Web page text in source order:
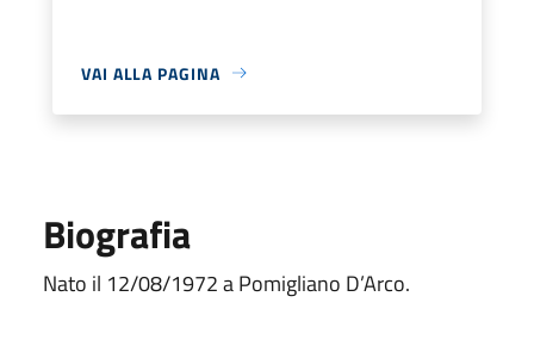
VAI ALLA PAGINA
Biografia
Nato il 12/08/1972 a Pomigliano D’Arco.